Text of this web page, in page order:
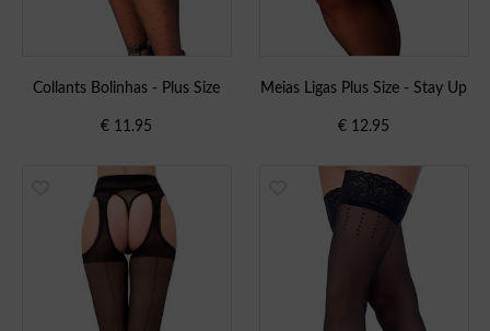
Collants Bolinhas - Plus Size
€ 11.95
Meias Ligas Plus Size - Stay Up
€ 12.95